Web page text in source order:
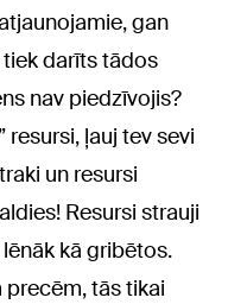
gan
darīts tādos
nav piedzīvojis?
resursi, ļauj tev sevi
un resursi
Resursi strauji
kā gribētos.
tās tikai